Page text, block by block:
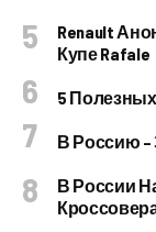
Renault
Купе Rafale
5
В Россию –
В России
Кроссовера